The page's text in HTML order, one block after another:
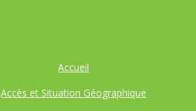
Accueil
Accès et Situation Géographique